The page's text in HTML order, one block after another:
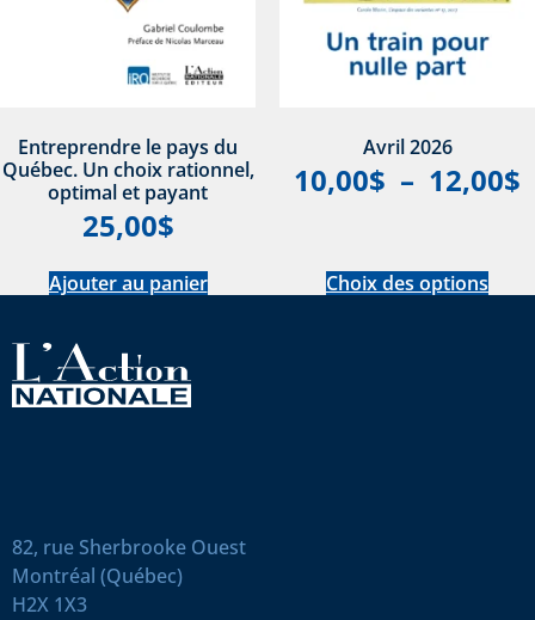
Entreprendre le pays du
Québec. Un choix rationnel,
optimal et payant
25,00$
Ajouter au panier
Avril 2026
10,00$ – 12,00$
Choix des options
82, rue Sherbrooke Ouest
Montréal (Québec)
H2X 1X3